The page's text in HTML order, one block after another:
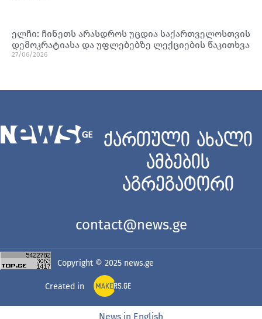
ელჩი: ჩინეთს არასდროს უცდია საქართველოსთვის
დემოკრატიასა და უფლებებზე ლექციების წაკითხვა
27/06/2026
ქართული ახალი
ამბების
აგრეგატორი
contact@news.ge
Copyright © 2025 news.ge
Created in
News in English